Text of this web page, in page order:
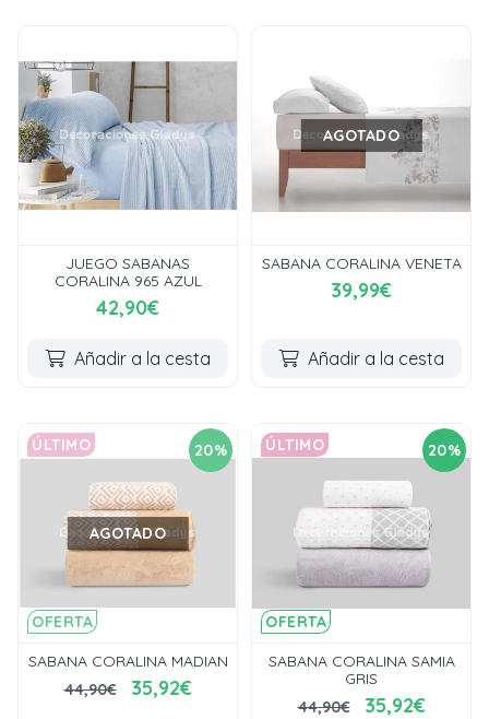
JUEGO SABANAS
CORALINA 965 AZUL
42,90€
Añadir a la cesta
AGOTADO
SABANA CORALINA VENETA
39,99€
Añadir a la cesta
20%
OFERTA
ÚLTIMO
AGOTADO
SABANA CORALINA MADIAN
44,90€
35,92€
20%
OFERTA
ÚLTIMO
SABANA CORALINA SAMIA
GRIS
44,90€
35,92€